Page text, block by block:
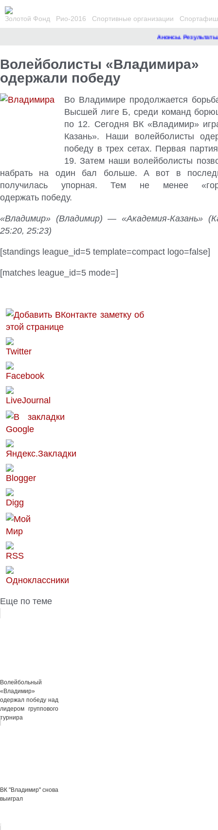
Золотой Фонд Рио-2016 Спортивные организации
Анонсы. Результаты.
Волейболисты «Владимира»
одержали победу
Во Владимире продолжается
Высшей лиге Б, среди команд
по 12. Сегодня ВК «Владимир»
Казань». Наши волейболисты
победу в трех сетах. Первая
19. Затем наши волейболисты
набрать на один бал больше. А вот в
получилась упорная. Тем не менее
одержать победу.
«Владимир» (Владимир) — «Академия-Казань»
25:20, 25:23)
[standings league_id=5 template=compact logo=false]
[matches league_id=5 mode=]
Еще по теме
Волейбольный
«Владимир»
одержал победу над
лидером группового
турнира
ВК "Владимир" снова
выиграл